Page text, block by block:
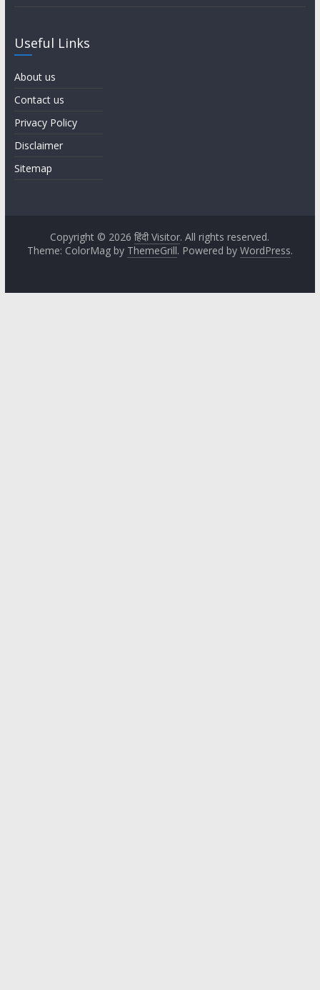
Useful Links
About us
Contact us
Privacy Policy
Disclaimer
Sitemap
Copyright © 2026हिंदी Visitor. All rights reserved.
Theme: ColorMag by ThemeGrill. Powered by WordPress.